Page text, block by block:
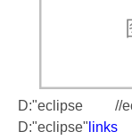
D:"eclipse //
D:"eclipse" links